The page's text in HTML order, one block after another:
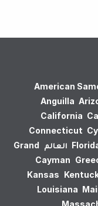
American
Anguilla
California
Connecticut
العالم
Grand
Cayman
Kansas
Louisiana